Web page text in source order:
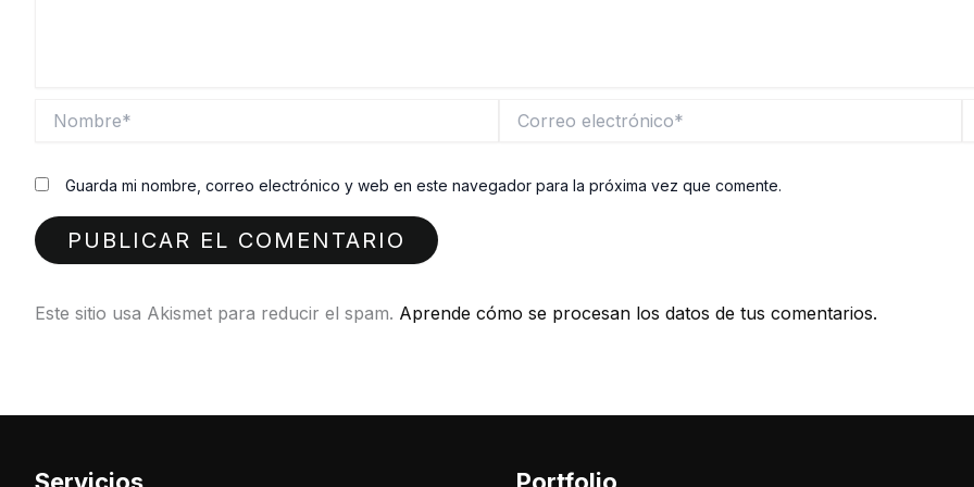
electrónico*
Guarda mi nombre, correo electrónico y web en este navegador para la próxima vez que comente.
Este sitio usa Akismet para reducir el spam. Aprende cómo se procesan los datos de tus comentarios.